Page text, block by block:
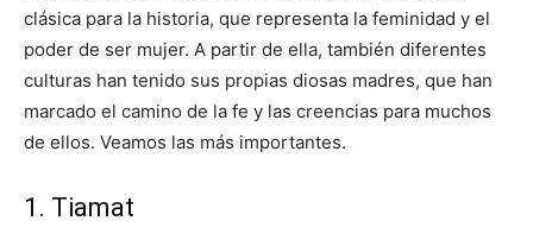
clásica para la historia, que representa la feminidad y el
poder de ser mujer. A partir de ella, también diferentes
culturas han tenido sus propias diosas madres, que han
marcado el camino de la fe y las creencias para muchos
de ellos. Veamos las más importantes.
1. Tiamat